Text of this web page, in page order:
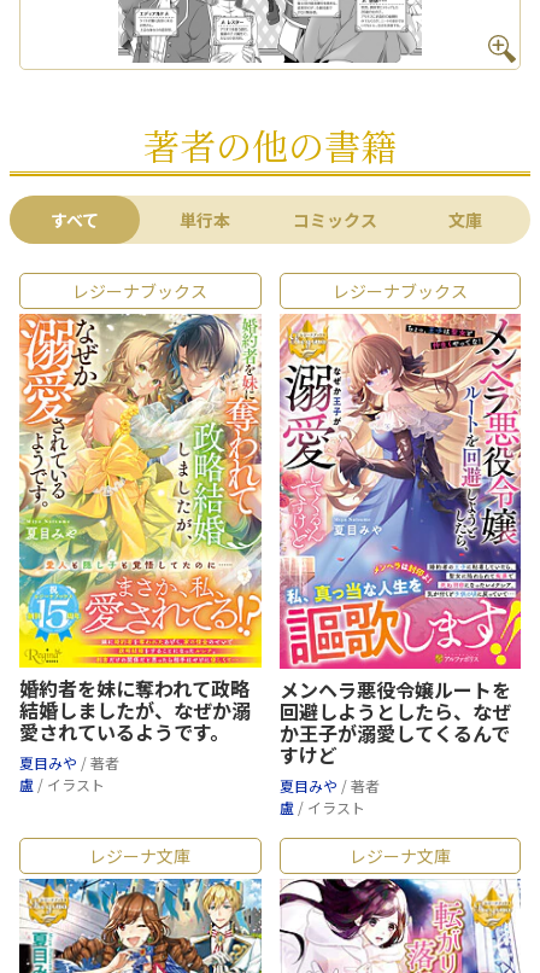
著者の他の書籍
すべて 単行本 コミックス 文庫
レジーナブックス
婚約者を妹に奪われて政略
結婚しましたが、なぜか溺
愛されているようです。
夏目みや / 著者
盧 / イラスト
レジーナブックス
メンヘラ悪役令嬢ルートを
回避しようとしたら、なぜ
か王子が溺愛してくるんで
すけど
夏目みや / 著者
盧 / イラスト
レジーナ文庫 レジーナ文庫